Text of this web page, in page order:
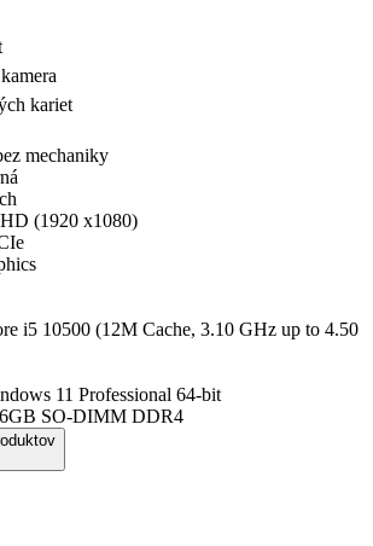
kariet
mechaniky
(1920 x1080)
i5 10500 (12M Cache, 3.10 GHz up to 4.50
11 Professional 64-bit
SO-DIMM DDR4